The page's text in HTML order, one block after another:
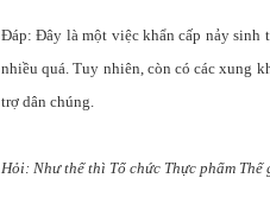
Đáp: Đây là một việc khẩn cấp nảy sinh
nhiều quá. Tuy nhiên, còn có các xung
trợ dân chúng.
Hỏi: Như thế thì Tổ chức Thực phẩm